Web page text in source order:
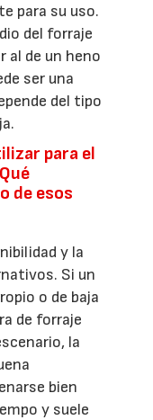
para su uso.
del forraje
al de un heno
ser una
del tipo
para el
de esos
y la
Si un
o de baja
de forraje
la
bien
y suele